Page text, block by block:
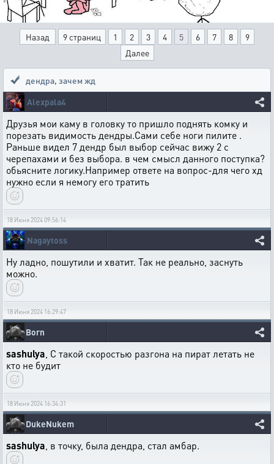
Назад 9 страниц 1 2 3 4 5 6 7 8
9
Далее
дендра, зачем жд
Alexpala4
Друзья мои каму в головку то пришло поднять комку и
порезать видимость дендры.Сами себе ноги пилите .
Раньше видел 7 дендр был выбор сейчас вижу 2 с
черепахами и без выбора. в чем смысл данного поступка?
обьясните логику.Например ответе на вопрос-для чего хд
нужно если я немогу его тратить
18 Июня 2024 09:56:14
Nagaytoss
Ну ладно, пошутили и хватит. Так не реально, заснуть
можно.
18 Июня 2024 16:29:47
Born
sashulya , С такой скоростью разгона на пират летать не
кто не будит
18 Июня 2024 16:34:31
DukeNukem
sashulya , в точку, была дендра, стал амбар.